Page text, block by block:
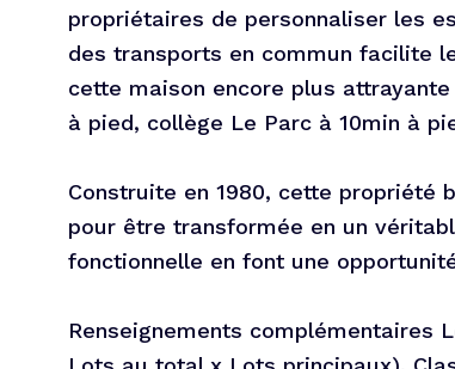
propriétaires de personnaliser les
des transports en commun facilite
cette maison encore plus
à pied, collège Le Parc à 10min à
Construite en 1980, cette propriété
pour être transformée en un
fonctionnelle en font une
Renseignements complémentaires